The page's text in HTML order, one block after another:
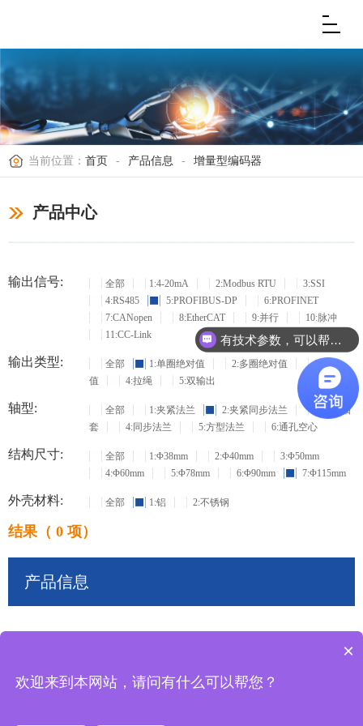
当前位置： 首页 - 产品信息 - 增量型编码器
产品中心
输出信号: 全部 1:4-20mA 2:Modbus RTU
3:SSI
4:RS485
5:PROFIBUS-DP
6:PROFINET
7:CANopen
8:EtherCAT 9:并行
10:脉冲
11:CC-Link
输出类型: 全部 1:单圈绝对值 2:多圈绝对值
3:增量
值
4:拉绳 5:双输出
轴型: 全部 1:夹紧法兰 2:夹紧同步法兰
3:盲孔轴
套
4:同步法兰 5:方型法兰 6:通孔空心
结构尺寸: 全部 1:Φ38mm 2:Φ40mm
3:Φ50mm
4:Φ60mm
5:Φ78mm 6:Φ90mm 7:Φ115mm
外壳材料: 全部 1:铝 2:不锈钢
结果（ 0 项）
产品信息
有技术参数，可以帮忙选型吗？
×
欢迎来到本网站，请问有什么可以帮您？